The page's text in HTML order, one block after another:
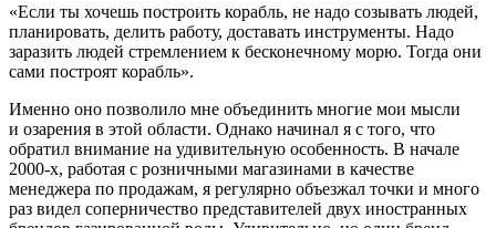
«Если ты хочешь построить корабль, не надо созывать людей,
планировать, делить работу, доставать инструменты. Надо
заразить людей стремлением к бесконечному морю. Тогда они
сами построят корабль».
Именно оно позволило мне объединить многие мои мысли
и озарения в этой области. Однако начинал я с того, что
обратил внимание на удивительную особенность. В начале
2000-х, работая с розничными магазинами в качестве
менеджера по продажам, я регулярно объезжал точки и много
раз видел соперничество представителей двух иностранных